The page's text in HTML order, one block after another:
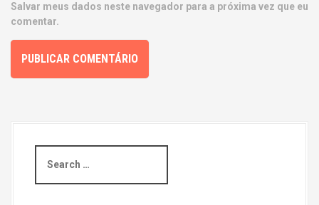
Salvar meus dados neste navegador para a próxima vez que eu
comentar.
a